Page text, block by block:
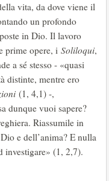
vita, da dove viene il
un profondo
in Dio. Il lavoro
prime opere, i Soliloqui,
a sé stesso - «quasi
distinte, mentre ero
(1, 4,1) -,
dunque vuoi sapere?
Riassumile in
e dell’anima? E nulla
(1, 2,7).